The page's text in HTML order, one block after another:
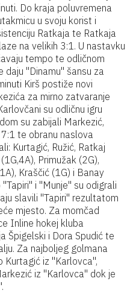
Do kraja poluvremena
u svoju korist i
Ratkaja te Ratkaja
na velikih 3:1. U nastavku
tempo te odličnom
daju "Dinamu" šansu za
Kirš postiže novi
za mirno zatvaranje
su odličnu igru
su zabijali Markezić,
te obranu naslova
Kurtagić, Ružić, Ratkaj
Primužak (2G),
Kraščić (1G) i Banay
i "Munje" su odigrali
slavili "Tapiri" rezultatom
mjesto. Za momčad
Inline hokej kluba
Špigelski i Dora Spudić te
Za najboljeg golmana
Kurtagić iz "Karlovca",
iz "Karlovca" dok je